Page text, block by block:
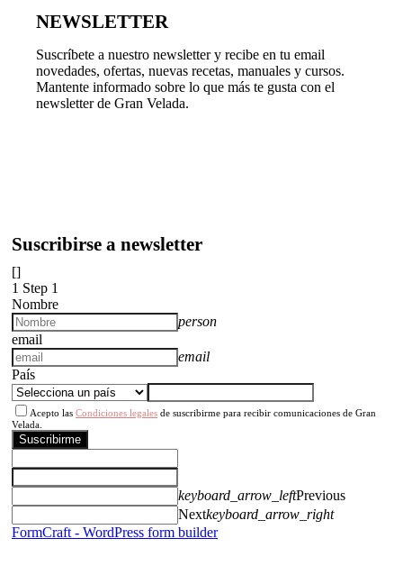
NEWSLETTER
Suscríbete a nuestro newsletter y recibe en tu email
novedades, ofertas, nuevas recetas, manuales y cursos.
Mantente informado sobre lo que más te gusta con el
newsletter de Gran Velada.
Suscribirse a newsletter
[]
1 Step 1
Nombre
person
email
email
País
Acepto las Condiciones legales de suscribirme para recibir comunicaciones de Gran
Velada.
Suscribirme
keyboard_arrow_leftPrevious
Nextkeyboard_arrow_right
FormCraft - WordPress form builder